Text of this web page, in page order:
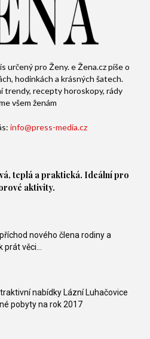
určený pro Ženy. e Žena.cz píše o
hodinkách a krásných šatech.
trendy, recepty horoskopy, rády
všem ženám
info@press-media.cz
teplá a praktická. Ideální pro
aktivity.
nového člena rodiny a
věci...
nabídky Lázní Luhačovice
pobyty na rok 2017